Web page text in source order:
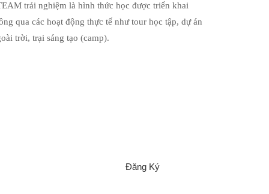
trải nghiệm là hình thức học được triển khai
qua các hoạt động thực tế như tour học tập, dự án
trời, trại sáng tạo (camp).
Đăng Ký